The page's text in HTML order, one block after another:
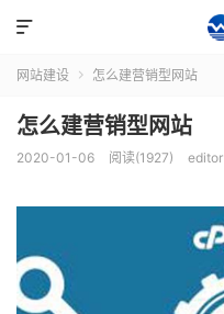

网站建设  怎么建营销型网站
怎么建营销型网站
2020-01-06 阅读(1927) editor